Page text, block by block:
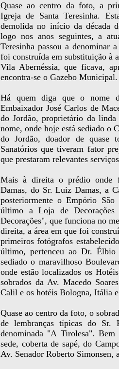
Quase ao centro da foto, a
Igreja de Santa Teresinha.
demolida no início da década
logo nos anos seguintes, a
Teresinha passou a denominar
foi construída em substituição à
Vila Abernéssia, que ficava,
encontra-se o Gazebo Municipal.
Há quem diga que o nome
Embaixador José Carlos de
do Jordão, proprietário da
nome, onde hoje está sediado o
do Jordão, doador de quase
Sanatórios que tiveram fator
que prestaram relevantes
Mais à direita o prédio onde
Damas, do Sr. Luiz Damas, a
posteriormente o Empório
último a Loja de Decorações
Decorações", que funciona no
direita, a área em que foi
primeiros fotógrafos
último, pertenceu ao Dr.
sediado o maravilhoso
onde estão localizados os
sobrados da Av. Macedo
Calil e os hotéis Bologna, Itália
Quase ao centro da foto, o
de lembranças típicas do Sr.
denominada "A Tirolesa".
sede, coberta de sapé, do
Av. Senador Roberto Simonsen,